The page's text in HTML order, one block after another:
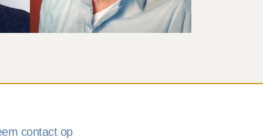
contact op